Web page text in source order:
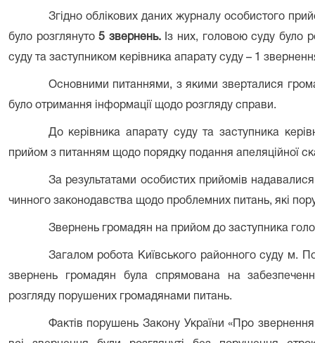
Згідно облікових даних журналу особистого
було розглянуто5 звернень.Із них, головою суду було
суду та заступником керівника апарату суду – 1
Основними питаннями, з якими зверталися
було отримання інформації щодо розгляду справи.
До керівника апарату суду та заступника
прийом з питанням щодо порядку подання апеляційної
За результатами особистих прийомів
чинного законодавства щодо проблемних питань, які
Звернень громадян на прийом до заступника
Загалом робота Київського районного суду м.
звернень громадян була спрямована на
розгляду порушених громадянами питань.
Фактів порушень Закону України «Про